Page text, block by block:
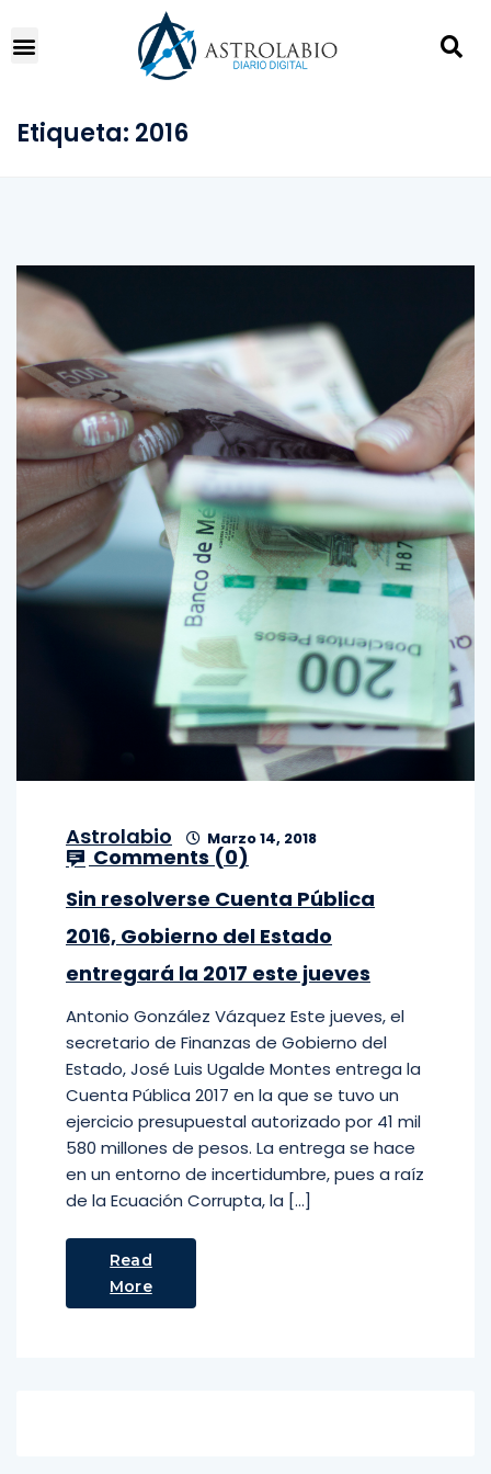
Etiqueta: 2016
Astrolabio Marzo 14, 2018
Comments (0)
Sin resolverse Cuenta Pública
2016, Gobierno del Estado
entregará la 2017 este jueves
Antonio González Vázquez Este jueves, el
secretario de Finanzas de Gobierno del
Estado, José Luis Ugalde Montes entrega la
Cuenta Pública 2017 en la que se tuvo un
ejercicio presupuestal autorizado por 41 mil
580 millones de pesos. La entrega se hace
en un entorno de incertidumbre, pues a raíz
de la Ecuación Corrupta, la […]
Read
More